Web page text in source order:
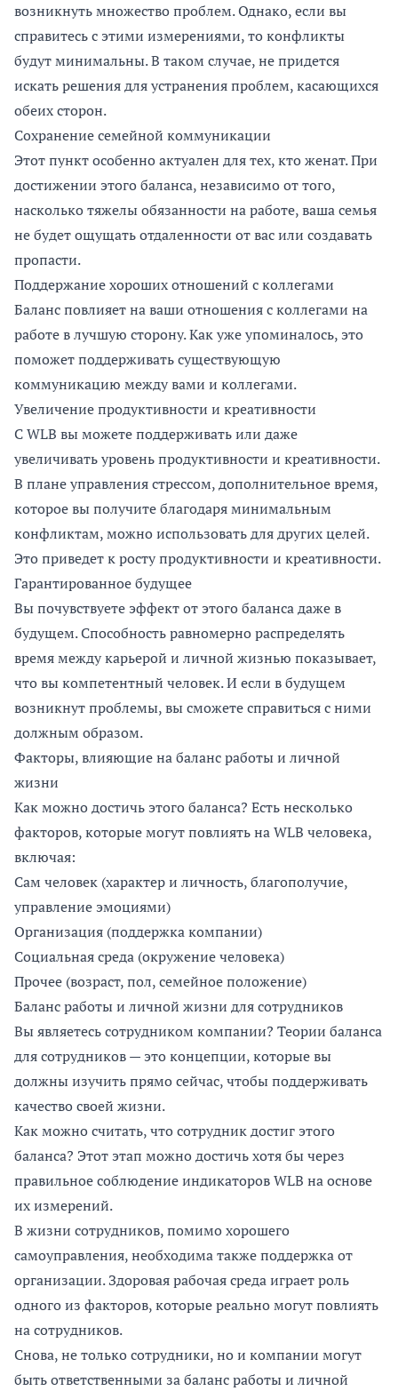
возникнуть множество проблем. Однако, если вы
справитесь с этими измерениями, то конфликты
будут минимальны. В таком случае, не придется
искать решения для устранения проблем, касающихся
обеих сторон.
Сохранение семейной коммуникации
Этот пункт особенно актуален для тех, кто женат. При
достижении этого баланса, независимо от того,
насколько тяжелы обязанности на работе, ваша семья
не будет ощущать отдаленности от вас или создавать
пропасти.
Поддержание хороших отношений с коллегами
Баланс повлияет на ваши отношения с коллегами на
работе в лучшую сторону. Как уже упоминалось, это
поможет поддерживать существующую
коммуникацию между вами и коллегами.
Увеличение продуктивности и креативности
С WLB вы можете поддерживать или даже
увеличивать уровень продуктивности и креативности.
В плане управления стрессом, дополнительное время,
которое вы получите благодаря минимальным
конфликтам, можно использовать для других целей.
Это приведет к росту продуктивности и креативности.
Гарантированное будущее
Вы почувствуете эффект от этого баланса даже в
будущем. Способность равномерно распределять
время между карьерой и личной жизнью показывает,
что вы компетентный человек. И если в будущем
возникнут проблемы, вы сможете справиться с ними
должным образом.
Факторы, влияющие на баланс работы и личной
жизни
Как можно достичь этого баланса? Есть несколько
факторов, которые могут повлиять на WLB человека,
включая:
Сам человек (характер и личность, благополучие,
управление эмоциями)
Организация (поддержка компании)
Социальная среда (окружение человека)
Прочее (возраст, пол, семейное положение)
Баланс работы и личной жизни для сотрудников
Вы являетесь сотрудником компании? Теории баланса
для сотрудников — это концепции, которые вы
должны изучить прямо сейчас, чтобы поддерживать
качество своей жизни.
Как можно считать, что сотрудник достиг этого
баланса? Этот этап можно достичь хотя бы через
правильное соблюдение индикаторов WLB на основе
их измерений.
В жизни сотрудников, помимо хорошего
самоуправления, необходима также поддержка от
организации. Здоровая рабочая среда играет роль
одного из факторов, которые реально могут повлиять
на сотрудников.
Снова, не только сотрудники, но и компании могут
быть ответственными за баланс работы и личной